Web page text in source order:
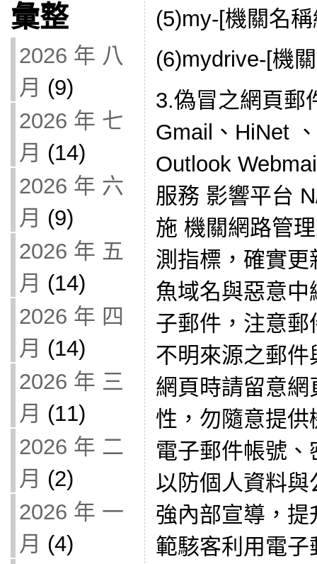
彙整
2026 年 八
月 (9)
2026 年 七
月 (14)
2026 年 六
月 (9)
2026 年 五
月 (14)
2026 年 四
月 (14)
2026 年 三
月 (11)
2026 年 二
月 (2)
2026 年 一
月 (4)
(5)my-[機關名
(6)mydrive-[機
3.偽冒之網頁郵
Gmail、HiNet
Outlook
服務 影響平台
施 機關網路管
測指標，確實
魚域名與惡意
子郵件，注意
不明來源之郵
網頁時請留意
性，勿隨意提
電子郵件帳號
以防個人資料
強內部宣導，
範駭客利用電